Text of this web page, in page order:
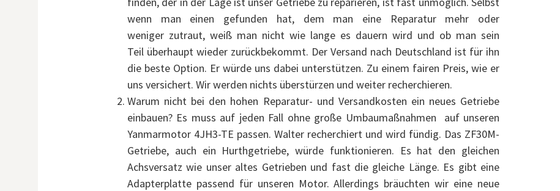
wenn man einen gefunden hat, dem man eine Reparatur mehr oder
weniger zutraut, weiß man nicht wie lange es dauern wird und ob man sein
Teil überhaupt wieder zurückbekommt. Der Versand nach Deutschland ist für ihn
die beste Option. Er würde uns dabei unterstützen. Zu einem fairen Preis, wie er
uns versichert. Wir werden nichts überstürzen und weiter recherchieren.
Warum nicht bei den hohen Reparatur- und Versandkosten ein neues Getriebe
einbauen? Es muss auf jeden Fall ohne große Umbaumaßnahmen auf unseren
Yanmarmotor 4JH3-TE passen. Walter recherchiert und wird fündig. Das ZF30M-
Getriebe, auch ein Hurthgetriebe, würde funktionieren. Es hat den gleichen
Achsversatz wie unser altes Getrieben und fast die gleiche Länge. Es gibt eine
Adapterplatte passend für unseren Motor. Allerdings bräuchten wir eine neue